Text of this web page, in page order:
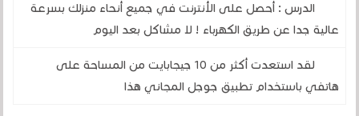
الدرس : أحصل على الأنترنت في جميع أنحاء منزلك بسرعة
عالية جدا عن طريق الكهرباء ! لا مشاكل بعد اليوم
لقد استعدت أكثر من 10 جيجابايت من المساحة على
هاتفي باستخدام تطبيق جوجل المجاني هذا